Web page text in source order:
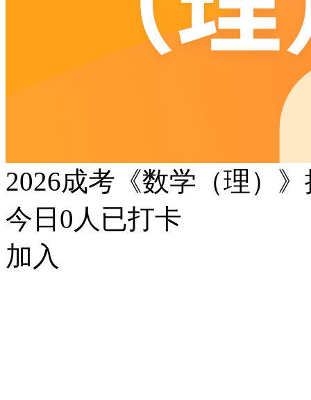
2026成考《数学（理）
今日 0 人已打卡
加入